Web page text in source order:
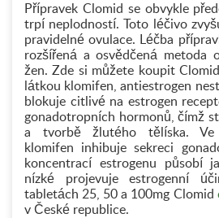
Přípravek Clomid se obvykle
trpí neplodností. Toto léčivo
pravidelné ovulace. Léčba
rozšířená a osvědčená metoda
žen. Zde si můžete koupit
látkou klomifen, antiestrogen
blokuje citlivé na estrogen
gonadotropních hormonů, čímž
a tvorbě žlutého tělíska. Ve
klomifen inhibuje sekreci
koncentrací estrogenu působí
nízké projevuje estrogenní
tabletách 25, 50 a 100mg Clomid
v České republice.